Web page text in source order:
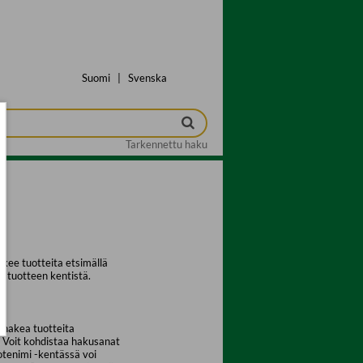
Suomi Svenska
Tarkennettu haku
tuotteita etsimällä
tuotteen kentistä.
hakea tuotteita
kohdistaa hakusanat
-kentässä voi